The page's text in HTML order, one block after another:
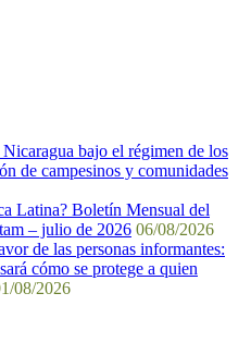
bajo el régimen de los
de campesinos y comunidades
Latina? Boletín Mensual del
– julio de 2026 06/08/2026
de las personas informantes:
cómo se protege a quien
08/2026